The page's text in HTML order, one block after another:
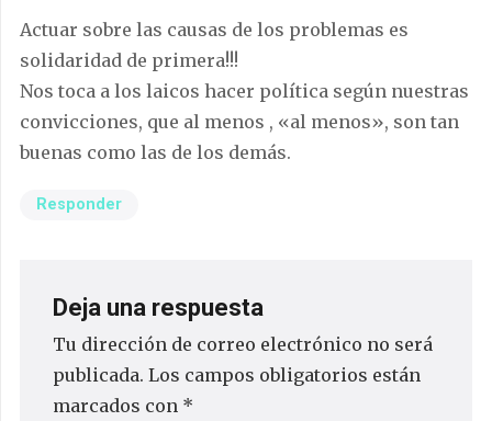
Actuar sobre las causas de los problemas es
solidaridad de primera!!!
Nos toca a los laicos hacer política según nuestras
convicciones, que al menos , «al menos», son tan
buenas como las de los demás.
Responder
Deja una respuesta
Tu dirección de correo electrónico no será
publicada. Los campos obligatorios están
marcados con *